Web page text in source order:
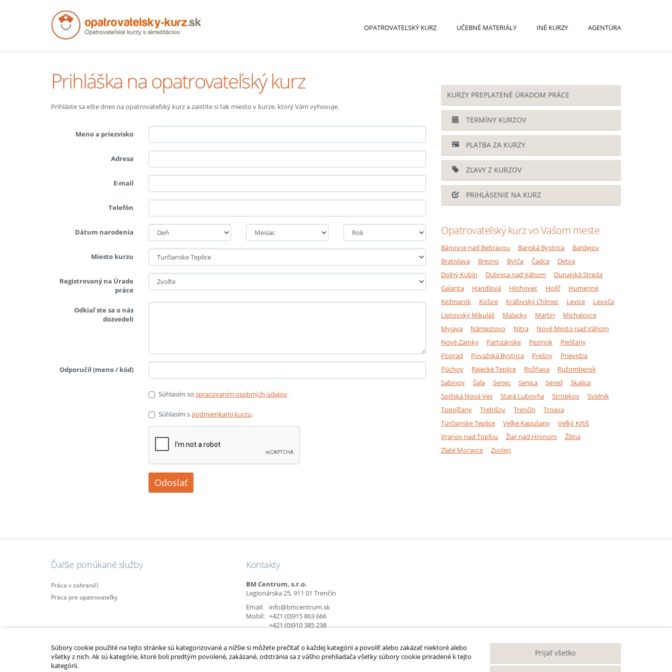
OPATROVATEĽSKÝ KURZ UČEBNÉ MATERIÁLY INÉ KURZY AGENTÚRA
Prihláška na opatrovateľský kurz
Prihláste sa ešte dnes na opatrovateľský kurz a zaistite si tak miesto v kurze, ktorý Vám vyhovuje.
Meno a priezvisko
Adresa
E-mail
Telefón
Dátum narodenia
Miesto kurzu
Registrovaný na Úrade
práce
Odkiaľ ste sa o nás
dozvedeli
Odporučil (meno / kód)
Súhlasím so spracovaním osobných údajov.
Súhlasím s podmienkami kurzu.
Odoslať
KURZY PREPLATENÉ ÚRADOM PRÁCE
TERMÍNY KURZOV
PLATBA ZA KURZY
ZĽAVY Z KURZOV
PRIHLÁSENIE NA KURZ
Opatrovateľský kurz vo Vašom meste
Bánovce nad Bebravou Banská Bystrica
Bardejov
Bratislava
Brezno Bytča Čadca
Detva
Dolný Kubín
Dubnica nad Váhom
Dunajská Streda
Galanta
Handlová Hlohovec Holíč
Humenné
Kežmarok
Košice Kráľovský Chlmec Levice
Levoča
Liptovský Mikuláš
Malacky Martin
Michalovce
Myjava
Námestovo Nitra
Nové Mesto nad Váhom
Nové Zámky
Partizánske Pezinok
Piešťany
Poprad
Považská Bystrica Prešov
Prievidza
Púchov
Rajecké Teplice Rožňava
Ružomberok
Sabinov
Šaľa Senec Senica Sereď
Skalica
Spišská Nová Ves
Stará Ľubovňa Stropkov
Svidník
Topoľčany
Trebišov Trenčín
Trnava
Turčianske Teplice
Veľké Kapušany
Veľký Krtíš
Vranov nad Topľou
Žiar nad Hronom
Žilina
Zlaté Moravce
Zvolen
Ďalšie ponúkané služby
Práca v zahraničí
Práca pre opatrovateľky
Kontakty
BM Centrum, s.r.o.
Legionárska 25, 911 01 Trenčín
Email:
info@bmcentrum.sk
Mobil: +421 (0)915 863 666
+421 (0)910 385 238
2010 – 2014 © Copyright
Súbory cookie použité na tejto stránke sú kategorizované a nižšie si môžete prečítať o každej kategórii a povoliť alebo zakázať niektoré alebo
všetky z nich. Ak sú kategórie, ktoré boli predtým povolené, zakázané, odstránia sa z vášho prehliadača všetky súbory cookie priradené k tejto
kategórii.
Prijať všetko